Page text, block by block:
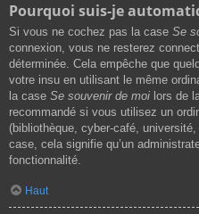
Pourquoi suis-je
Si vous ne cochez pas la case Se
connexion, vous ne resterez
déterminée. Cela empêche que
votre insu en utilisant le même
la case Se souvenir de moi lors de
recommandé si vous utilisez un
(bibliothèque, cyber-café,
case, cela signifie qu’un
fonctionnalité.
Haut